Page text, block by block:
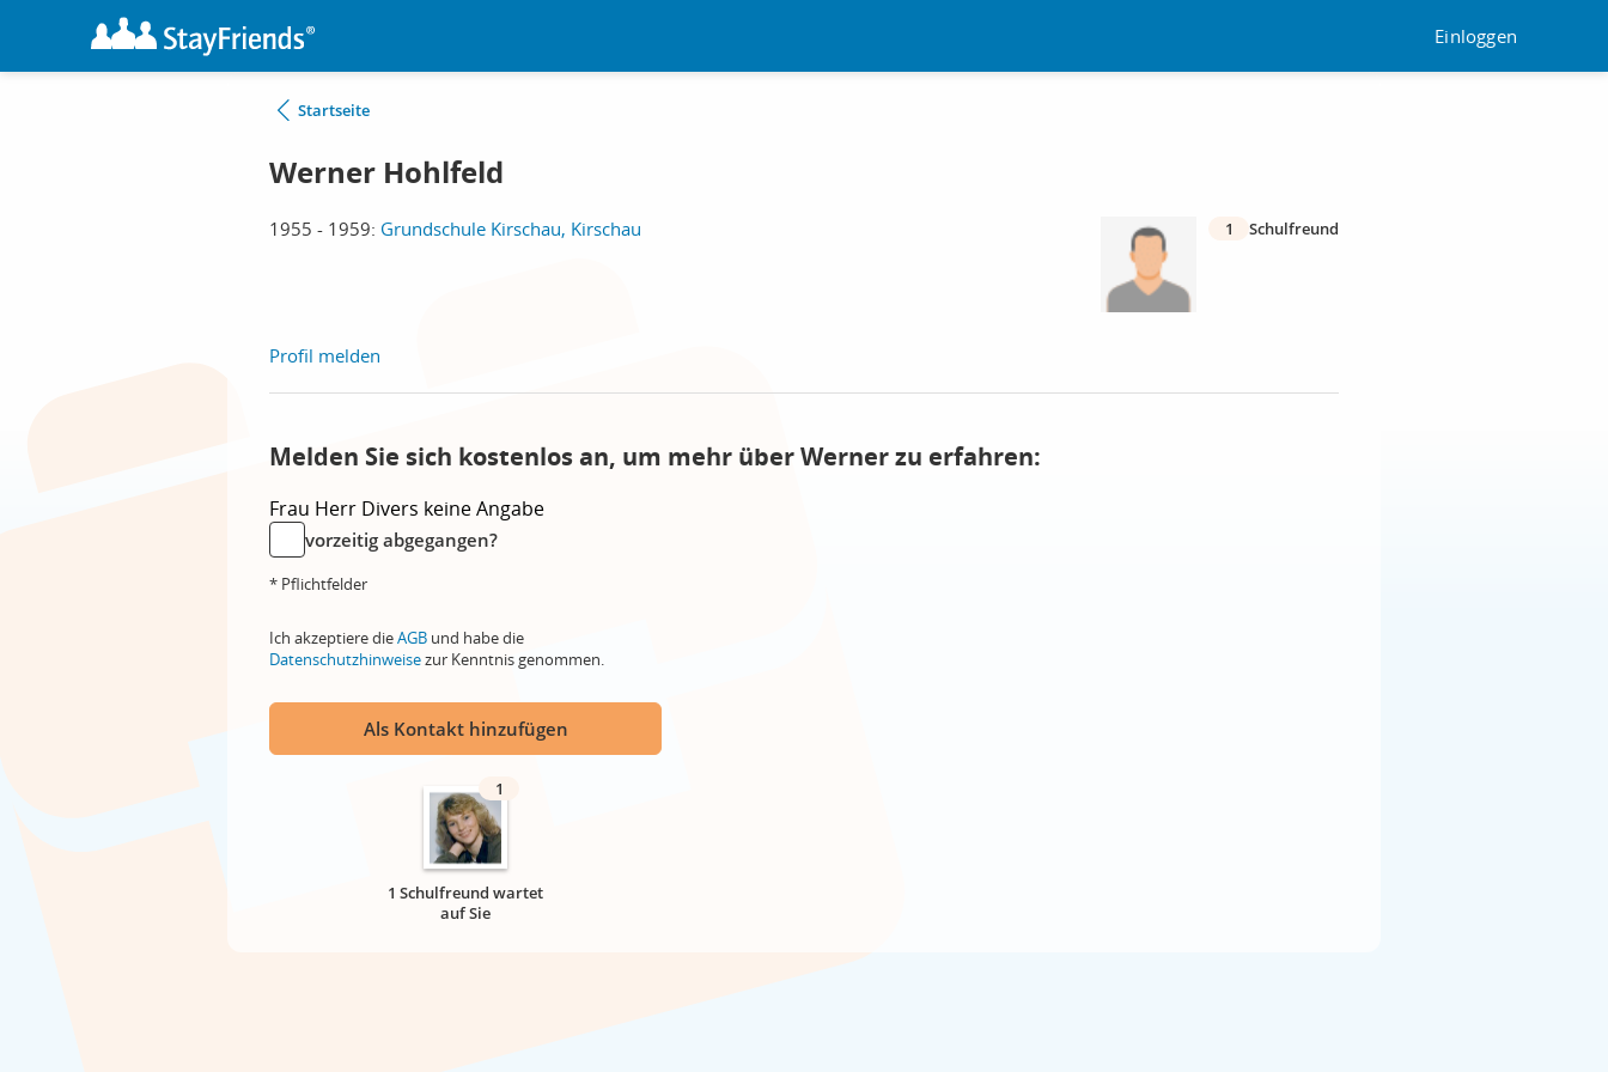
Einloggen
Startseite
Werner Hohlfeld
1955 - 1959: Grundschule Kirschau, Kirschau 1 Schulfreund
Profil melden
Melden Sie sich kostenlos an, um mehr über Werner zu erfahren:
Frau Herr Divers keine Angabe
vorzeitig abgegangen?
* Pflichtfelder
Ich akzeptiere dieAGB und habe die
Datenschutzhinweisezur Kenntnis genommen.
Als Kontakt hinzufügen
1
1 Schulfreund wartet
auf Sie